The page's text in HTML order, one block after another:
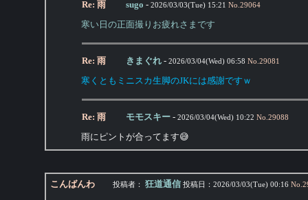
Re: 雨 sugo - 2026/03/03(Tue) 15:21 No. 29064
寒い日の正面撮りお疲れさまです
Re: 雨 きまぐれ - 2026/03/04(Wed) 06:58 No. 29081
寒くともミニスカ生脚のJKには感謝ですｗ
Re: 雨 モモスキー - 2026/03/04(Wed) 10:22 No. 29088
雨にピントが合ってます😅
こんばんわ 投稿者： 狂道通信 投稿日： 2026/03/03(Tue) 00:16 No.